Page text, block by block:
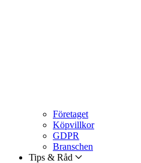
Företaget
Köpvillkor
GDPR
Branschen
Tips & Råd